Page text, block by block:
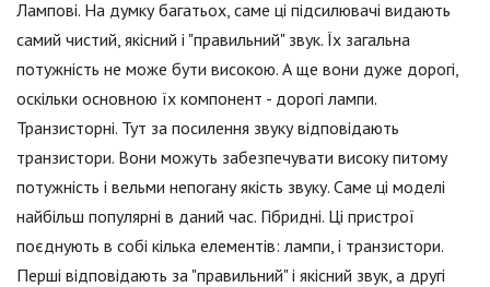
Лампові. На думку багатьох, саме ці підсилювачі видають
самий чистий, якісний і "правильний" звук. Їх загальна
потужність не може бути високою. А ще вони дуже дорогі,
оскільки основною їх компонент - дорогі лампи.
Транзисторні. Тут за посилення звуку відповідають
транзистори. Вони можуть забезпечувати високу питому
потужність і вельми непогану якість звуку. Саме ці моделі
найбільш популярні в даний час. Гібридні. Ці пристрої
поєднують в собі кілька елементів: лампи, і транзистори.
Перші відповідають за "правильний" і якісний звук, а другі